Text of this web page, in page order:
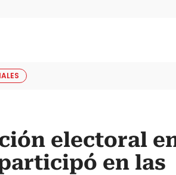
electoral
en las